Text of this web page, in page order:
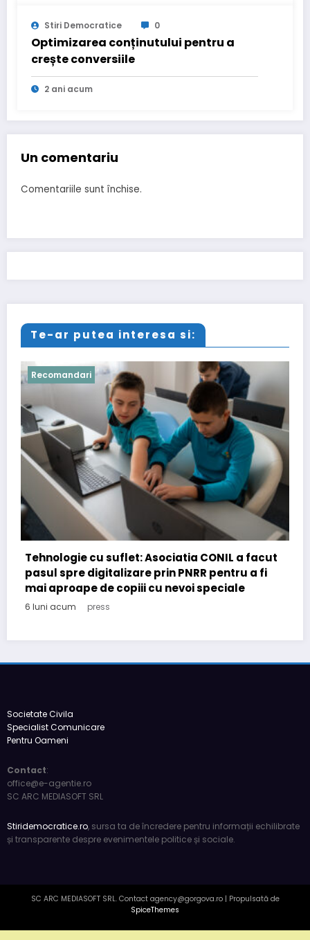
Stiri Democratice 0
Optimizarea conținutului pentru a
crește conversiile
2 ani acum
Un comentariu
Comentariile sunt închise.
Te-ar putea interesa si:
Recomandari
Societate Civila
Specialist Comunicare